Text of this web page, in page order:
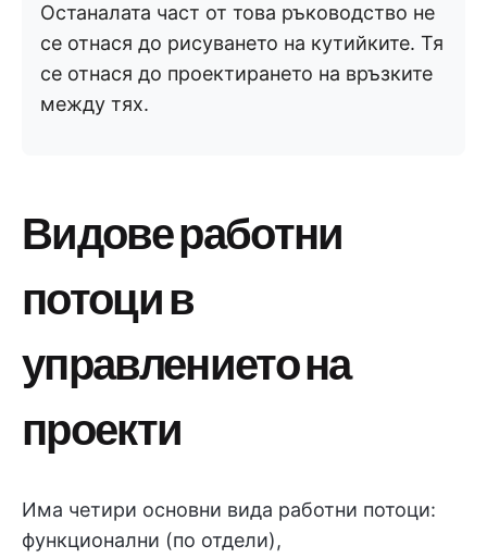
Останалата част от това ръководство не
се отнася до рисуването на кутийките. Тя
се отнася до проектирането на връзките
между тях.
Видове работни
потоци в
управлението на
проекти
Има четири основни вида работни потоци:
функционални (по отдели),